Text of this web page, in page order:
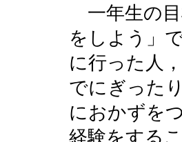
一年生の目
をしよう」
に行った人
でにぎった
におかずを
経験をする